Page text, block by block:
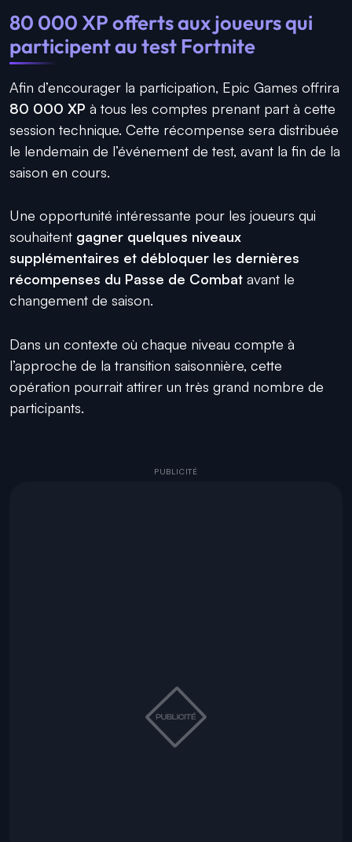
80 000 XP offerts aux joueurs qui
participent au test Fortnite
Afin d’encourager la participation, Epic Games offrira
80 000 XP à tous les comptes prenant part à cette
session technique. Cette récompense sera distribuée
le lendemain de l’événement de test, avant la fin de la
saison en cours.
Une opportunité intéressante pour les joueurs qui
souhaitent gagner quelques niveaux
supplémentaires et débloquer les dernières
récompenses du Passe de Combat avant le
changement de saison.
Dans un contexte où chaque niveau compte à
l’approche de la transition saisonnière, cette
opération pourrait attirer un très grand nombre de
participants.